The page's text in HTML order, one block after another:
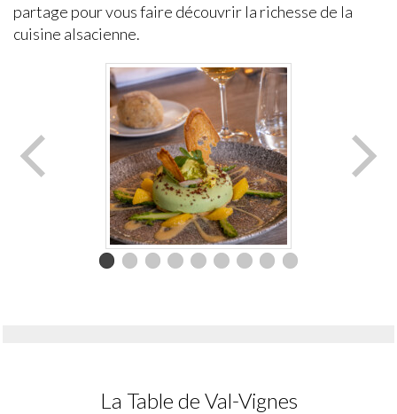
partage pour vous faire découvrir la richesse de la
cuisine alsacienne.
La Table de Val-Vignes